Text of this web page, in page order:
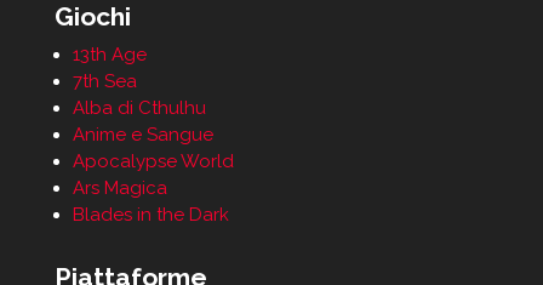
Giochi
13th Age
7th Sea
Alba di Cthulhu
Anime e Sangue
Apocalypse World
Ars Magica
Blades in the Dark
Piattaforme